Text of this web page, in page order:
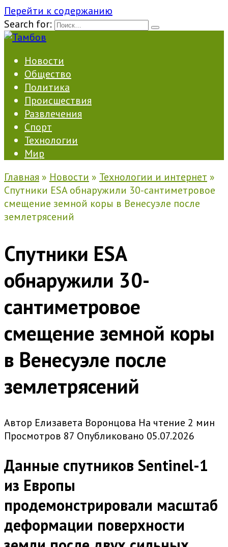
Перейти к содержанию
Search for:
Новости
Общество
Политика
Происшествия
Развлечения
Спорт
Технологии
Мир
Главная » Новости » Технологии и интернет »
Спутники ESA обнаружили 30-сантиметровое
смещение земной коры в Венесуэле после
землетрясений
Спутники ESA
обнаружили 30-
сантиметровое
смещение земной коры
в Венесуэле после
землетрясений
Автор Елизавета Воронцова На чтение 2 мин
Просмотров 87 Опубликовано 05.07.2026
Данные спутников Sentinel-1
из Европы
продемонстрировали масштаб
деформации поверхности